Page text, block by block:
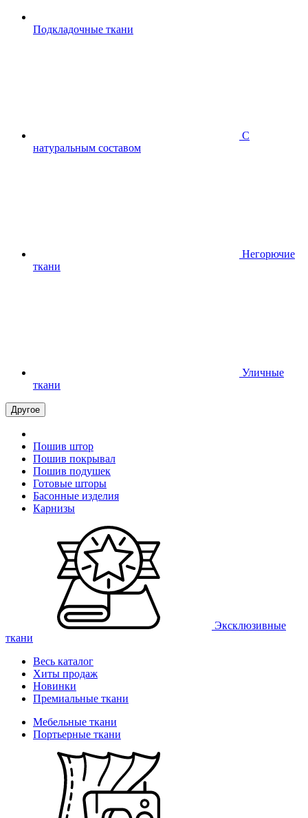
Подкладочные ткани
С
натуральным составом
Негорючие
ткани
Уличные
ткани
Другое
Пошив штор
Пошив покрывал
Пошив подушек
Готовые шторы
Басонные изделия
Карнизы
Эксклюзивные
ткани
Весь каталог
Хиты продаж
Новинки
Премиальные ткани
Мебельные ткани
Портьерные ткани